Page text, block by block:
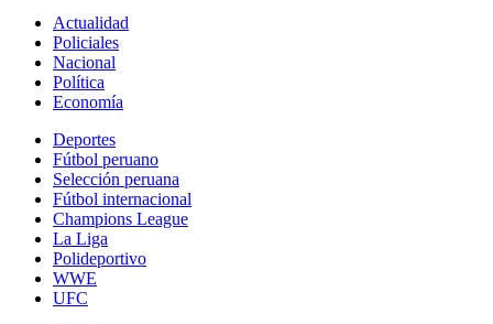
Actualidad
Policiales
Nacional
Política
Economía
Deportes
Fútbol peruano
Selección peruana
Fútbol internacional
Champions League
La Liga
Polideportivo
WWE
UFC